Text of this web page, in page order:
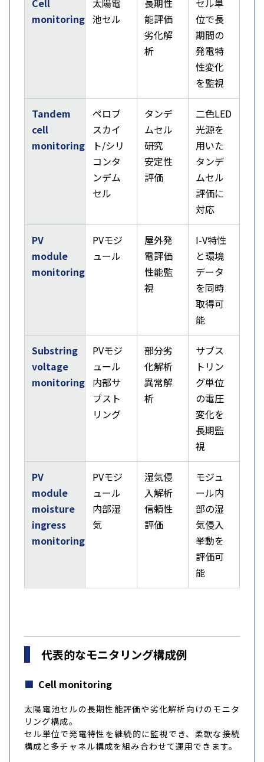
Cell
monitoring
太陽電
池セル
長期性
能評価
劣化解
析
セル単
位で長
期間の
発電特
性変化
を監視
Tandem
cell
monitoring
ペロブ
スカイ
ト/シリ
コンタ
ンデム
セル
タンデ
ムセル
研究
安定性
評価
二色LED
光源を
用いた
タンデ
ムセル
評価に
対応
PV
module
monitoring
PVモジ
ュール
屋外発
電評価
性能監
視
I-V特性
と環境
データ
を同時
取得可
能
Substring
voltage
monitoring
PVモジ
ュール
内部サ
ブスト
リング
部分劣
化解析
異常解
析
サブス
トリン
グ単位
の電圧
変化を
長期監
視
PV
module
moisture
ingress
monitoring
PVモジ
ュール
内部湿
気
湿気侵
入解析
信頼性
評価
モジュ
ール内
部の湿
気侵入
挙動を
評価可
能
代表的なモニタリング構成例
Cell monitoring
太陽電池セルの長期性能評価や劣化解析向けのモニタ
リング構成。
セル単位で発電特性を継続的に監視でき、柔軟な接続
構成と多チャネル構成を組み合わせて運用できます。